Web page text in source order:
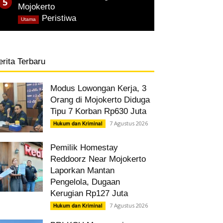
Mojokerto
Peristiwa,
Utama
Terbaru
Modus Lowongan Kerja, 3
Orang di Mojokerto Diduga
Tipu 7 Korban Rp630 Juta
Hukum dan Kriminal 7 Agustus 2026
Pemilik Homestay
Reddoorz Near Mojokerto
Laporkan Mantan
Pengelola, Dugaan
Kerugian Rp127 Juta
Hukum dan Kriminal 7 Agustus 2026